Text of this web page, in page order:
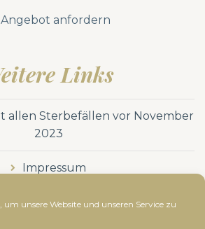
um unsere Website und unseren Service zu
Angebot anfordern
Links
allen Sterbefällen vor November
2023
Impressum